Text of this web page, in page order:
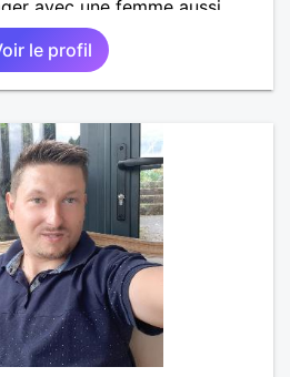
avec une femme aussi
le profil